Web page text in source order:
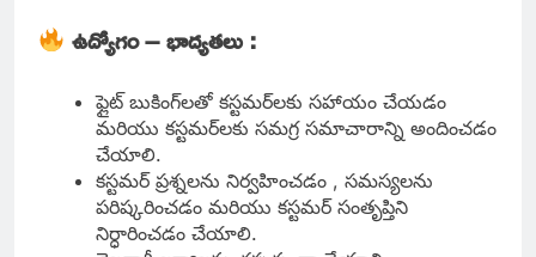
ఉద్యోగం – భాద్యతలు :
ఫ్లైట్ బుకింగ్‌లతో కస్టమర్‌లకు సహాయం చేయడం
మరియు కస్టమర్‌లకు సమగ్ర సమాచారాన్ని అందించడం
చేయాలి.
కస్టమర్ ప్రశ్నలను నిర్వహించడం , సమస్యలను
పరిష్కరించడం మరియు కస్టమర్ సంతృప్తిని
నిర్ధారించడం చేయాలి.